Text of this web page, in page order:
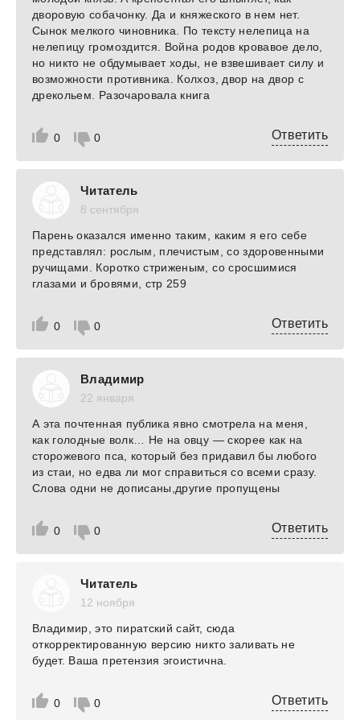
0 0
дворовую собачонку. Да и княжеского в нем нет.
Сынок мелкого чиновника. По тексту нелепица на
нелепицу громоздится. Война родов кровавое дело,
но никто не обдумывает ходы, не взвешивает силу и
возможности противника. Колхоз, двор на двор с
дрекольем. Разочаровала книга
Ответить
Читатель
8 сентября
0 0
Парень оказался именно таким, каким я его себе
представлял: рослым, плечистым, со здоровенными
ручищами. Коротко стриженым, со сросшимися
глазами и бровями, стр 259
Ответить
Владимир
22 января
0 0
А эта почтенная публика явно смотрела на меня,
как голодные волк… Не на овцу — скорее как на
сторожевого пса, который без придавил бы любого
из стаи, но едва ли мог справиться со всеми сразу.
Слова одни не дописаны,другие пропущены
Ответить
Читатель
12 ноября
0 0
Владимир, это пиратский сайт, сюда
откорректированную версию никто заливать не
будет. Ваша претензия эгоистична.
Ответить